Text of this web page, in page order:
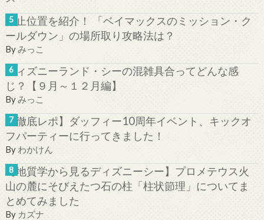
停止位置を紹介！ 「ベイマックスのミッション・ク
ールダウン」の場所取り攻略法は？
Byみっこ
ディズニーランド・シーの混雑具合ってどんな感
じ？【９月～１２月編】
Byみっこ
【徹底レポ】ダッフィー10周年イベント、キックオ
フパーティーに行ってきました！
By わかけん
【地質学から見るディズニーシー】プロメテウス火
山の麓にそびえたつ石の柱「柱状節理」についてま
とめてみました
By カズナ